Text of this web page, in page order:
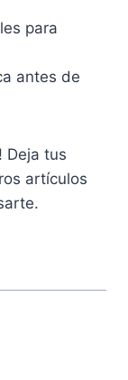
para
antes de
Deja tus
artículos